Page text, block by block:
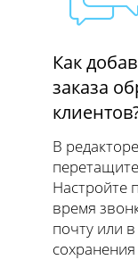
Как
заказа
В
Настройте
время
почту или